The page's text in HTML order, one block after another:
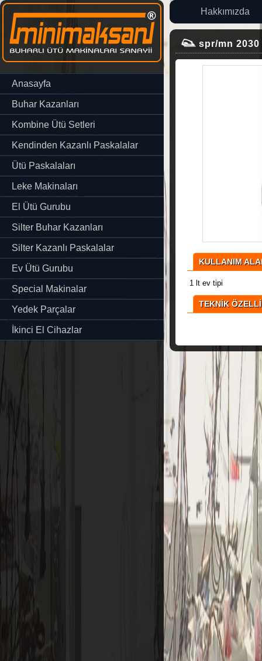
Anasayfa
Buhar Kazanları
Kombine Ütü Setleri
Kendinden Kazanlı Paskalalar
Ütü Paskalaları
Leke Makinaları
El Ütü Gurubu
Silter Buhar Kazanları
Silter Kazanlı Paskalalar
Ev Ütü Gurubu
Special Makinalar
Yedek Parçalar
İkinci El Cihazlar
Hakkımızda
spr/mn
KULLANIM
1 lt ev tipi
TEKNİK